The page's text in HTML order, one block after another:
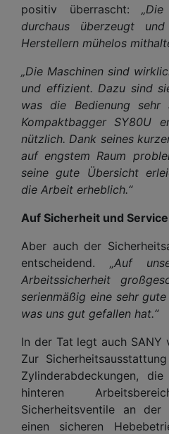
positiv überrascht:
durchaus überzeugt
Herstellern mühelos
„Die Maschinen sind
und effizient. Dazu sind
was die Bedienung sehr
Kompaktbagger SY80U
nützlich. Dank seines
auf engstem Raum
seine gute Übersicht
die Arbeit erheblich.“
Auf Sicherheit und
Aber auch der
entscheidend. „Auf
Arbeitssicherheit
serienmäßig eine sehr
was uns gut gefallen hat.“
In der Tat legt auch SANY
Zur
Zylinderabdeckungen,
hinteren
Sicherheitsventile an der
einen sicheren